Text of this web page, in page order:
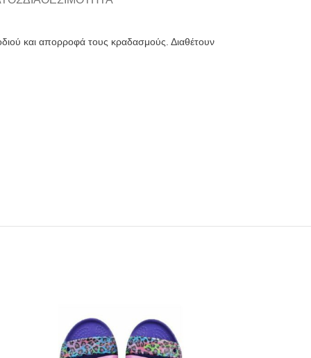
και απορροφά τους κραδασμούς. Διαθέτουν